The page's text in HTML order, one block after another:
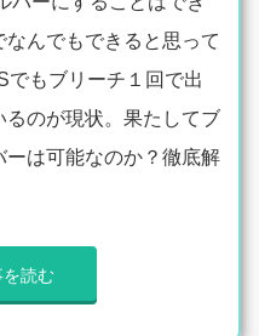
んでもできると思って
でもブリーチ１回で出
のが現状。果たしてブ
ーは可能なのか？徹底解
読む